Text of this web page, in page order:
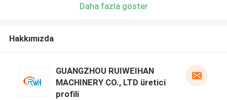
Daha fazla göster
Hakkımızda
GUANGZHOU RUIWEIHAN
MACHINERY CO., LTD üretici
profili